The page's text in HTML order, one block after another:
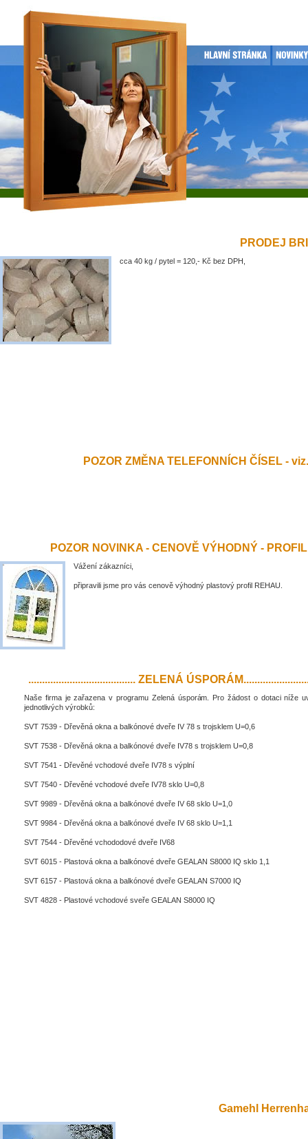
PRODEJ
cca 40 kg / pytel = 120,- Kč bez DPH,
POZOR ZMĚNA TELEFONNÍCH ČÍSEL -
POZOR NOVINKA - CENOVĚ VÝHODNÝ -
Vážení zákazníci,
připravili jsme pro vás cenově výhodný plastový profil REHAU.
....................................... ZELENÁ
Naše firma je zařazena v programu Zelená úsporám. Pro žádost o dotaci níže
jednotlivých výrobků:
SVT 7539 - Dřevěná okna a balkónové dveře IV 78 s trojsklem U=0,6
SVT 7538 - Dřevěná okna a balkónové dveře IV78 s trojsklem U=0,8
SVT 7541 - Dřevěné vchodové dveře IV78 s výplní
SVT 7540 - Dřevěné vchodové dveře IV78 sklo U=0,8
SVT 9989 - Dřevěná okna a balkónové dveře IV 68 sklo U=1,0
SVT 9984 - Dřevěná okna a balkónové dveře IV 68 sklo U=1,1
SVT 7544 - Dřevěné vchododové dveře IV68
SVT 6015 - Plastová okna a balkónové dveře GEALAN S8000 IQ sklo 1,1
SVT 6157 - Plastová okna a balkónové dveře GEALAN S7000 IQ
SVT 4828 - Plastové vchodové sveře GEALAN S8000 IQ
Gamehl